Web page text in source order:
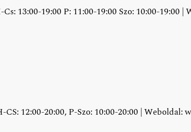
13:00-19:00 P: 11:00-19:00 Szo: 10:00-19:00 |
12:00-20:00, P-Szo: 10:00-20:00 | Weboldal: